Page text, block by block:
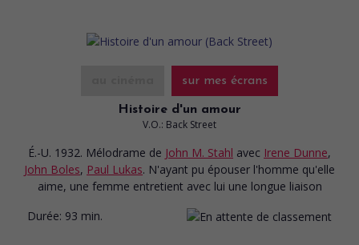
sur mes écrans
Histoire d'un amour
V.O.: Back Street
É.-U. 1932. Mélodrame de John M. Stahl avec Irene Dunne,
John Boles, Paul Lukas. N'ayant pu épouser l'homme qu'elle
aime, une femme entretient avec lui une longue liaison
Durée: 93 min.